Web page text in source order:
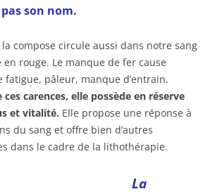
son nom.
la compose circule aussi dans notre sang
rouge. Le manque de fer cause
fatigue, pâleur, manque d’entrain.
ces carences, elle possède en réserve
et vitalité. Elle propose une réponse à
du sang et offre bien d’autres
dans le cadre de la lithothérapie.
La